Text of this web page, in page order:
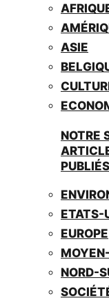
ASIE
NOTRE
ETATS-
EUROPE
NORD-